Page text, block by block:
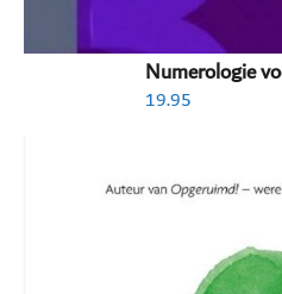
Numerologie
19.95